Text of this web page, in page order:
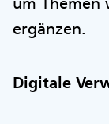
ergänzen.
Digitale